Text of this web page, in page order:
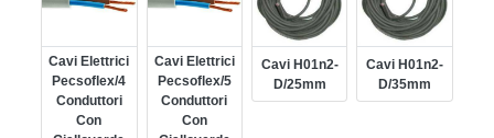
Cavi Elettrici
Pecsoflex/4
Conduttori
Con
Cavi Elettrici
Pecsoflex/5
Conduttori
Con
Cavi H01n2-
D/25mm
Cavi H01n2-
D/35mm